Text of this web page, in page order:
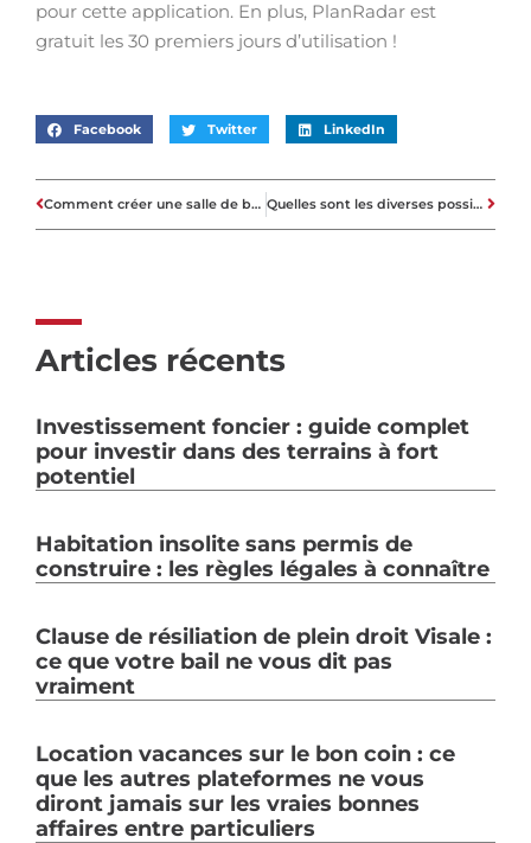
pour cette application. En plus, PlanRadar est
gratuit les 30 premiers jours d’utilisation !
Facebook Twitter LinkedIn
Comment créer une salle de bains luxueuse ? Quelles sont les diverses possibilités d’investissement disponibles dans l’immobilier ?
Articles récents
Investissement foncier : guide complet
pour investir dans des terrains à fort
potentiel
Habitation insolite sans permis de
construire : les règles légales à connaître
Clause de résiliation de plein droit Visale :
ce que votre bail ne vous dit pas
vraiment
Location vacances sur le bon coin : ce
que les autres plateformes ne vous
diront jamais sur les vraies bonnes
affaires entre particuliers